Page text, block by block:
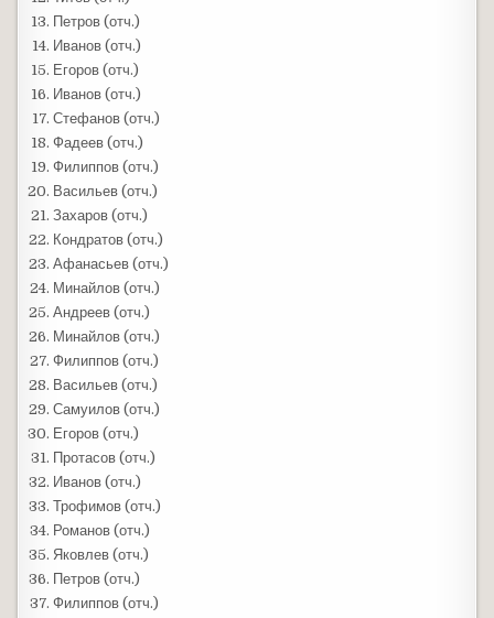
Петров (отч.)
Иванов (отч.)
Егоров (отч.)
Иванов (отч.)
Стефанов (отч.)
Фадеев (отч.)
Филиппов (отч.)
Васильев (отч.)
Захаров (отч.)
Кондратов (отч.)
Афанасьев (отч.)
Минайлов (отч.)
Андреев (отч.)
Минайлов (отч.)
Филиппов (отч.)
Васильев (отч.)
Самуилов (отч.)
Егоров (отч.)
Протасов (отч.)
Иванов (отч.)
Трофимов (отч.)
Романов (отч.)
Яковлев (отч.)
Петров (отч.)
Филиппов (отч.)